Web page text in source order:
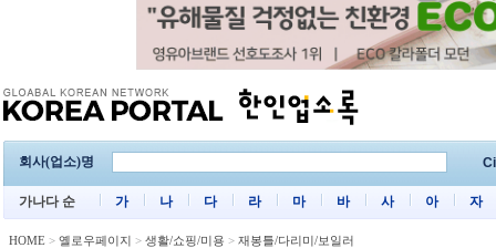
회사(업소)명
가나다 순 가 나 다 라 마 바 사 아 자
HOME > 옐로우페이지 > 생활/쇼핑/미용 > 재봉틀/다리미/보일러